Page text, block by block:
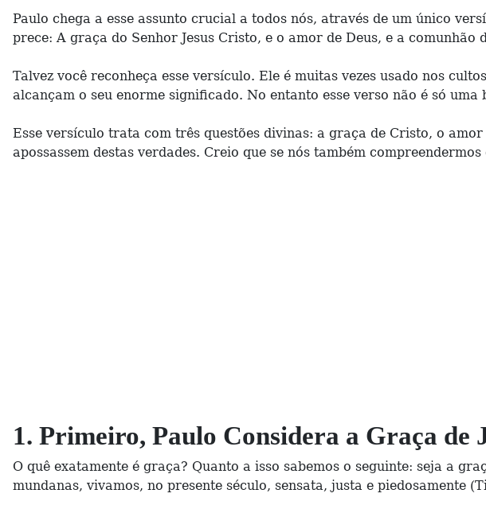
Paulo chega a esse assunto crucial a todos nós, através de um único
prece: A graça do Senhor Jesus Cristo, e o amor de Deus, e a
Talvez você reconheça esse versículo. Ele é muitas vezes usado nos
alcançam o seu enorme significado. No entanto esse verso não é só
Esse versículo trata com três questões divinas: a graça de Cristo, o
apossassem destas verdades. Creio que se nós também
1. Primeiro, Paulo Considera a Graça de
O quê exatamente é graça? Quanto a isso sabemos o seguinte: seja a
mundanas, vivamos, no presente século, sensata, justa e piedosamente